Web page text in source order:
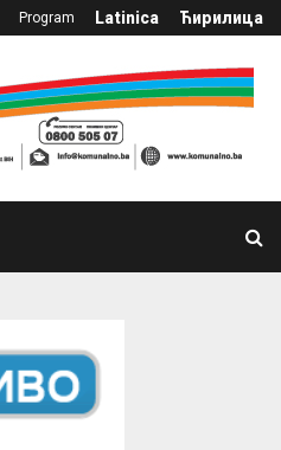
Program Latinica Ћирилица